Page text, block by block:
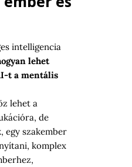
intelligencia
lehet
t a mentális
lehet a
de
egy szakember
komplex